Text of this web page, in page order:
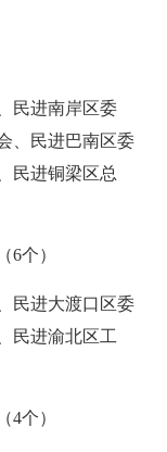
民进南岸区委
、民进巴南区委
民进铜梁区总
6个）
民进大渡口区委
民进渝北区工
4个）